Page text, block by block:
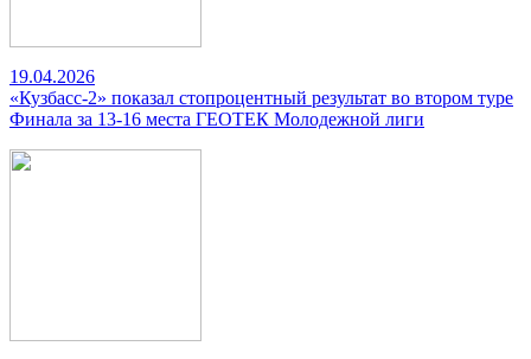
19.04.2026
«Кузбасс-2» показал стопроцентный результат во втором туре
Финала за 13-16 места ГЕОТЕК Молодежной лиги